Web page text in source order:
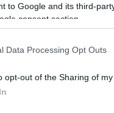
to Google and its third-
consent section.
Data Processing Opt Outs
opt-out of the Sharing of my